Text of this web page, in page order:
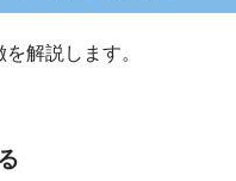
解説します。